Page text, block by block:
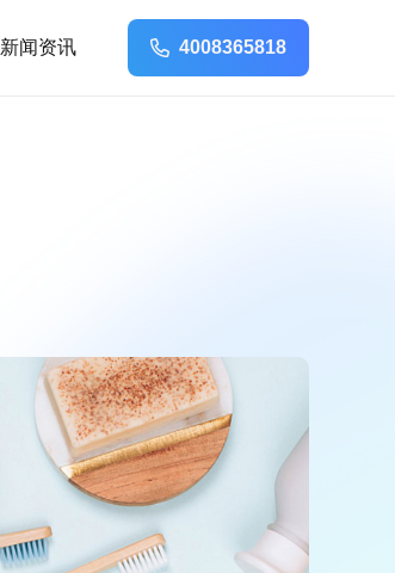
新闻资讯 4008365818